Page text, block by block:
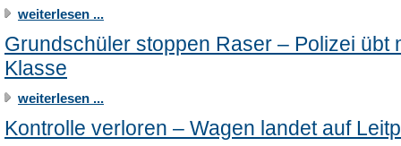
weiterlesen ...
Grundschüler stoppen Raser – Polizei übt
Klasse
weiterlesen ...
Kontrolle verloren – Wagen landet auf